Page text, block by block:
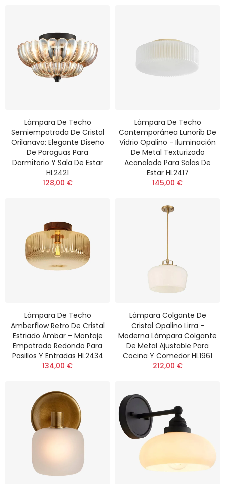
Lámpara De Techo
Semiempotrada De Cristal
Orilanavo: Elegante Diseño
De Paraguas Para
Dormitorio Y Sala De Estar
HL2421
128,00 €
Lámpara De Techo
Contemporánea Lunorib De
Vidrio Opalino - Iluminación
De Metal Texturizado
Acanalado Para Salas De
Estar HL2417
145,00 €
Lámpara De Techo
Amberflow Retro De Cristal
Estriado Ámbar – Montaje
Empotrado Redondo Para
Pasillos Y Entradas HL2434
134,00 €
Lámpara Colgante De
Cristal Opalino Lirra -
Moderna Lámpara Colgante
De Metal Ajustable Para
Cocina Y Comedor HL1961
212,00 €